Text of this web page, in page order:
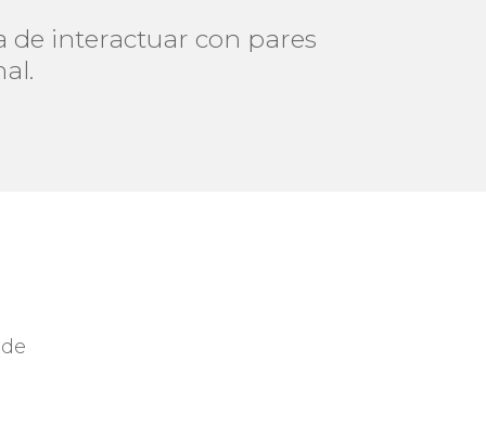
de interactuar con pares